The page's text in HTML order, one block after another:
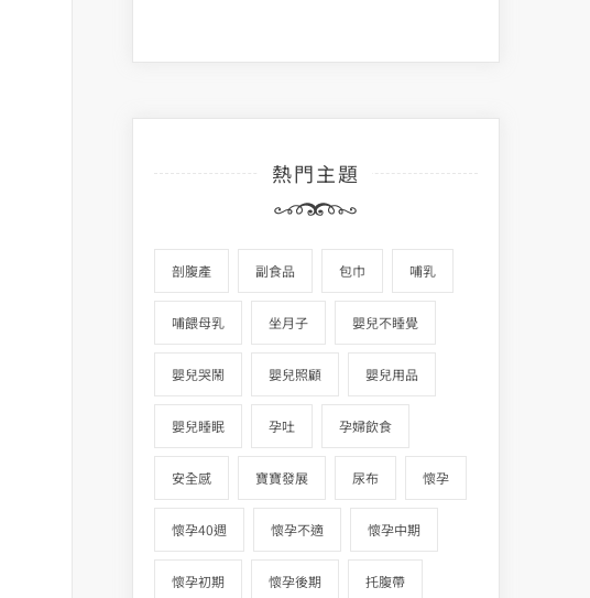
熱門主題
剖腹產 副食品 包巾 哺乳
哺餵母乳 坐月子 嬰兒不睡覺
嬰兒哭鬧 嬰兒照顧 嬰兒用品
嬰兒睡眠 孕吐 孕婦飲食
安全感 寶寶發展 尿布 懷孕
懷孕40週 懷孕不適 懷孕中期
懷孕初期 懷孕後期 托腹帶